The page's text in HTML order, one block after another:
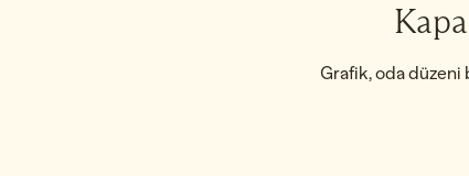
Grafik, oda düzeni